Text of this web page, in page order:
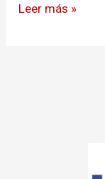
Leer más »